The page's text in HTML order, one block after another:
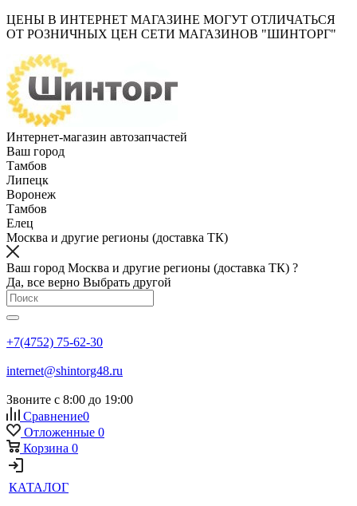
ЦЕНЫ В ИНТЕРНЕТ МАГАЗИНЕ МОГУТ ОТЛИЧАТЬСЯ
ОТ РОЗНИЧНЫХ ЦЕН СЕТИ МАГАЗИНОВ "ШИНТОРГ"
Интернет-магазин автозапчастей
Ваш город
Тамбов
Липецк
Воронеж
Тамбов
Елец
Москва и другие регионы (доставка ТК)
Ваш город Москва и другие регионы (доставка ТК) ?
Да, все верно Выбрать другой
+7(4752) 75-62-30
internet@shintorg48.ru
Звоните с 8:00 до 19:00
Сравнение0
Отложенные 0
Корзина 0
КАТАЛОГ